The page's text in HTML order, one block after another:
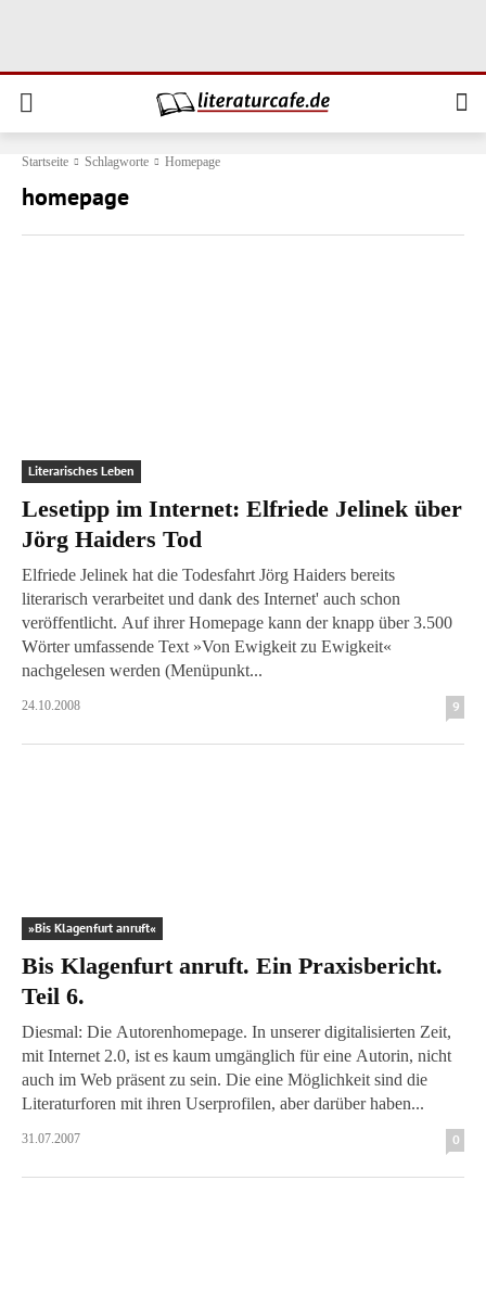
Startseite Schlagworte Homepage
homepage
Literarisches Leben
Lesetipp im Internet: Elfriede Jelinek über
Jörg Haiders Tod
Elfriede Jelinek hat die Todesfahrt Jörg Haiders bereits
literarisch verarbeitet und dank des Internet' auch schon
veröffentlicht. Auf ihrer Homepage kann der knapp über 3.500
Wörter umfassende Text »Von Ewigkeit zu Ewigkeit«
nachgelesen werden (Menüpunkt...
24.10.2008 9
»Bis Klagenfurt anruft«
Bis Klagenfurt anruft. Ein Praxisbericht.
Teil 6.
Diesmal: Die Autorenhomepage. In unserer digitalisierten Zeit,
mit Internet 2.0, ist es kaum umgänglich für eine Autorin, nicht
auch im Web präsent zu sein. Die eine Möglichkeit sind die
Literaturforen mit ihren Userprofilen, aber darüber haben...
31.07.2007 0